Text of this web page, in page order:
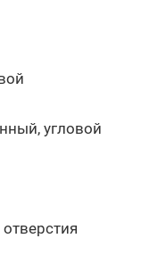
угловой